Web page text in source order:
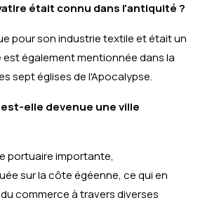
était connu dans l'antiquité ?
pour son industrie textile et était un
est également mentionnée dans la
sept églises de l'Apocalypse.
elle devenue une ville
portuaire importante,
sur la côte égéenne, ce qui en
commerce à travers diverses